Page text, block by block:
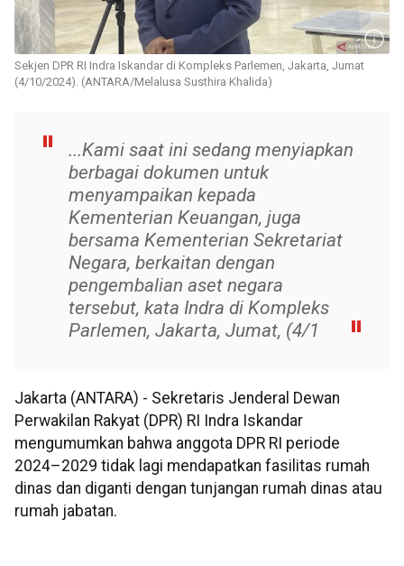
Sekjen DPR RI Indra Iskandar di Kompleks Parlemen, Jakarta, Jumat
(4/10/2024). (ANTARA/Melalusa Susthira Khalida)
...Kami saat ini sedang menyiapkan
berbagai dokumen untuk
menyampaikan kepada
Kementerian Keuangan, juga
bersama Kementerian Sekretariat
Negara, berkaitan dengan
pengembalian aset negara
tersebut, kata Indra di Kompleks
Parlemen, Jakarta, Jumat, (4/1
Jakarta (ANTARA) - Sekretaris Jenderal Dewan
Perwakilan Rakyat (DPR) RI Indra Iskandar
mengumumkan bahwa anggota DPR RI periode
2024–2029 tidak lagi mendapatkan fasilitas rumah
dinas dan diganti dengan tunjangan rumah dinas atau
rumah jabatan.